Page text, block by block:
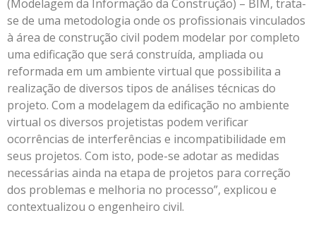
(Modelagem da Informação da Construção) – BIM, trata-
se de uma metodologia onde os profissionais vinculados
à área de construção civil podem modelar por completo
uma edificação que será construída, ampliada ou
reformada em um ambiente virtual que possibilita a
realização de diversos tipos de análises técnicas do
projeto. Com a modelagem da edificação no ambiente
virtual os diversos projetistas podem verificar
ocorrências de interferências e incompatibilidade em
seus projetos. Com isto, pode-se adotar as medidas
necessárias ainda na etapa de projetos para correção
dos problemas e melhoria no processo”, explicou e
contextualizou o engenheiro civil.